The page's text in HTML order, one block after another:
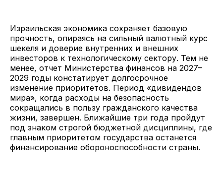
Израильская экономика сохраняет базовую
прочность, опираясь на сильный валютный курс
шекеля и доверие внутренних и внешних
инвесторов к технологическому сектору. Тем не
менее, отчет Министерства финансов на 2027–
2029 годы констатирует долгосрочное
изменение приоритетов. Период «дивидендов
мира», когда расходы на безопасность
сокращались в пользу гражданского качества
жизни, завершен. Ближайшие три года пройдут
под знаком строгой бюджетной дисциплины, где
главным приоритетом государства останется
финансирование обороноспособности страны.